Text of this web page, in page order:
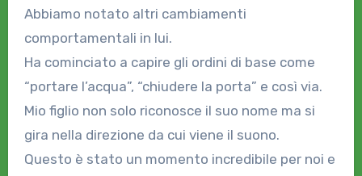
Abbiamo notato altri cambiamenti
comportamentali in lui.
Ha cominciato a capire gli ordini di base come
“portare l’acqua”, “chiudere la porta” e così via.
Mio figlio non solo riconosce il suo nome ma si
gira nella direzione da cui viene il suono.
Questo è stato un momento incredibile per noi e